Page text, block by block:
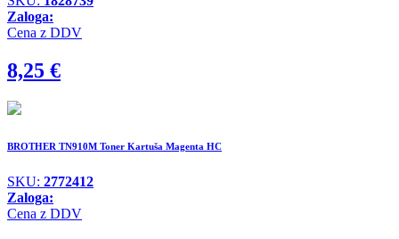
Zaloga:
Cena z DDV
8,25 €
BROTHER TN910M Toner Kartuša Magenta HC
SKU: 2772412
Zaloga:
Cena z DDV